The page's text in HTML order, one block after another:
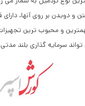
و دویدن بر روی آنها،
و محبوب ترین
سرمایه گذاری بلند